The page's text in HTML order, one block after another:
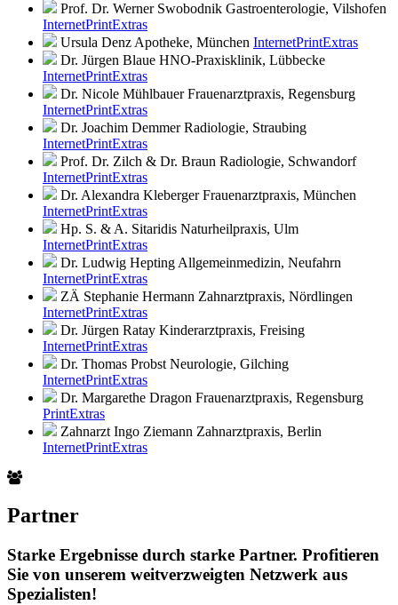
Prof. Dr. Werner Swobodnik Gastroenterologie, Vilshofen
InternetPrintExtras
Ursula DenzApotheke, München InternetPrintExtras
Dr. Jürgen Blaue HNO-Praxisklinik, Lübbecke
InternetPrintExtras
Dr. Nicole Mühlbauer Frauenarztpraxis, Regensburg
InternetPrintExtras
Dr. Joachim Demmer Radiologie, Straubing
InternetPrintExtras
Prof. Dr. Zilch & Dr. Braun Radiologie, Schwandorf
InternetPrintExtras
Dr. Alexandra Kleberger Frauenarztpraxis, München
InternetPrintExtras
Hp. S. & A. Sitaridis Naturheilpraxis, Ulm
InternetPrintExtras
Dr. Ludwig HeptingAllgemeinmedizin, Neufahrn
InternetPrintExtras
ZÄ Stephanie Hermann Zahnarztpraxis, Nördlingen
InternetPrintExtras
Dr. Jürgen Ratay Kinderarztpraxis, Freising
InternetPrintExtras
Dr. Thomas Probst Neurologie, Gilching
InternetPrintExtras
Dr. Margarethe Dragon Frauenarztpraxis, Regensburg
PrintExtras
Zahnarzt Ingo Ziemann Zahnarztpraxis, Berlin
InternetPrintExtras
Partner
Starke Ergebnisse durch starke Partner. Profitieren
Sie von unserem weitverzweigten Netzwerk aus
Spezialisten!